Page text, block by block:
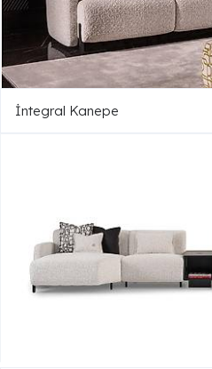
İntegral Kanepe